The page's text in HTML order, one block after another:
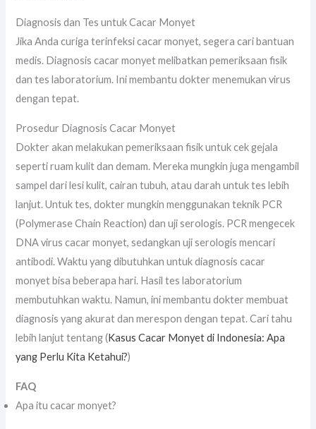
Diagnosis dan Tes untuk Cacar Monyet
Jika Anda curiga terinfeksi cacar monyet, segera cari bantuan
medis. Diagnosis cacar monyet melibatkan pemeriksaan fisik
dan tes laboratorium. Ini membantu dokter menemukan virus
dengan tepat.
Prosedur Diagnosis Cacar Monyet
Dokter akan melakukan pemeriksaan fisik untuk cek gejala
seperti ruam kulit dan demam. Mereka mungkin juga mengambil
sampel dari lesi kulit, cairan tubuh, atau darah untuk tes lebih
lanjut. Untuk tes, dokter mungkin menggunakan teknik PCR
(Polymerase Chain Reaction) dan uji serologis. PCR mengecek
DNA virus cacar monyet, sedangkan uji serologis mencari
antibodi. Waktu yang dibutuhkan untuk diagnosis cacar
monyet bisa beberapa hari. Hasil tes laboratorium
membutuhkan waktu. Namun, ini membantu dokter membuat
diagnosis yang akurat dan merespon dengan tepat. Cari tahu
lebih lanjut tentang (Kasus Cacar Monyet di Indonesia: Apa
yang Perlu Kita Ketahui?)
FAQ
Apa itu cacar monyet?